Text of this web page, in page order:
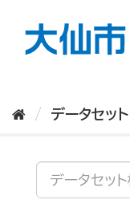
データセット